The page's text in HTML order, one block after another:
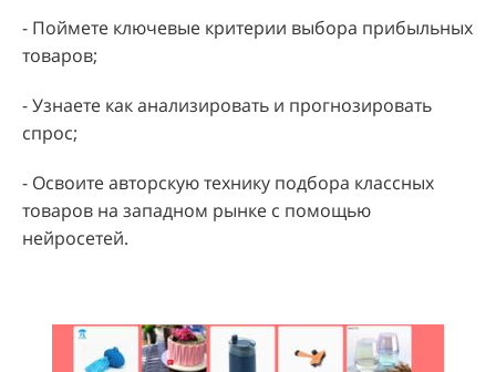
- Поймете ключевые критерии выбора прибыльных
товаров;
- Узнаете как анализировать и прогнозировать
спрос;
- Освоите авторскую технику подбора классных
товаров на западном рынке с помощью
нейросетей.